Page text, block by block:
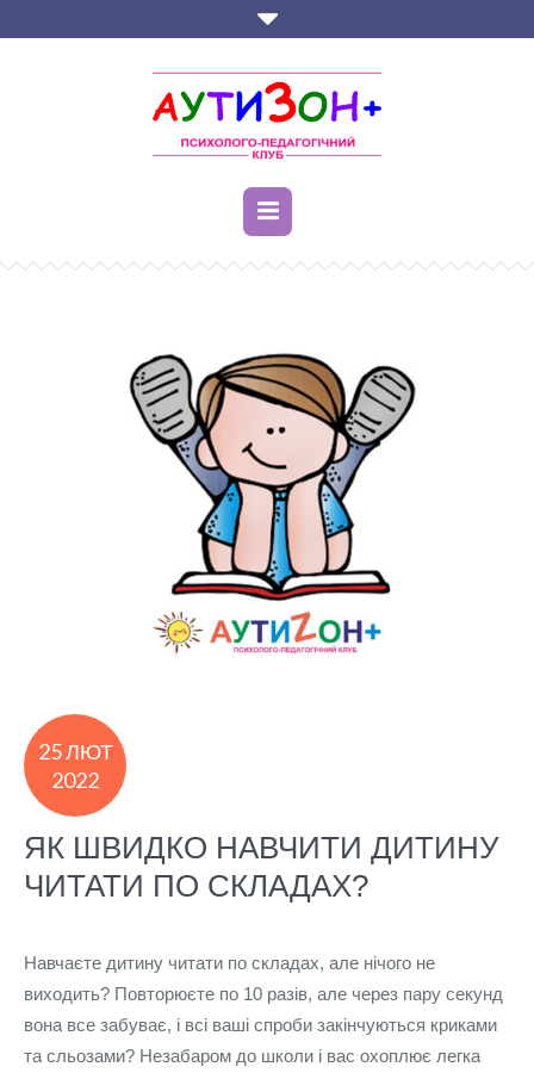
25 ЛЮТ
2022
ЯК ШВИДКО НАВЧИТИ ДИТИНУ
ЧИТАТИ ПО СКЛАДАХ?
Навчаєте дитину читати по складах, але нічого не
виходить? Повторюєте по 10 разів, але через пару секунд
вона все забуває, і всі ваші спроби закінчуються криками
та сльозами? Незабаром до школи і вас охоплює легка